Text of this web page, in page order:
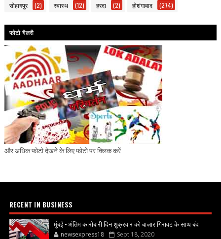
सोहागपुर (2) स्वास्थ (12) हरदा (2) होशंगाबाद (274)
फोटो गैलरी
और अधिक फोटो देखने के लिए फोटो पर क्लिक करें
RECENT IN BUSINESS
मुंबई - अंतिम कारोबारी दिन शुक्रवार को बाज़ार गिरावट के साथ बंद
newsexpress18 Sept 18, 2020